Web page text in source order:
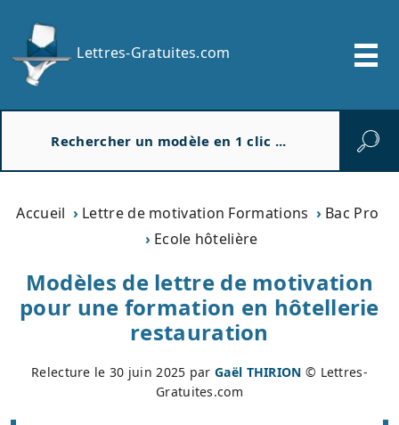
Lettres-Gratuites.com
Accueil Lettre de motivation Formations
Bac Pro
Ecole hôtelière
Modèles de lettre de motivation
pour une formation en hôtellerie
restauration
Relecture le 30 juin 2025 parGaël THIRION © Lettres-
Gratuites.com